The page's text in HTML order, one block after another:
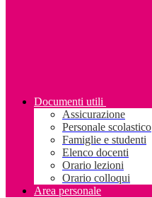
Documenti utili
Assicurazione
Personale scolastico
Famiglie e studenti
Elenco docenti
Orario lezioni
Orario colloqui
Area personale